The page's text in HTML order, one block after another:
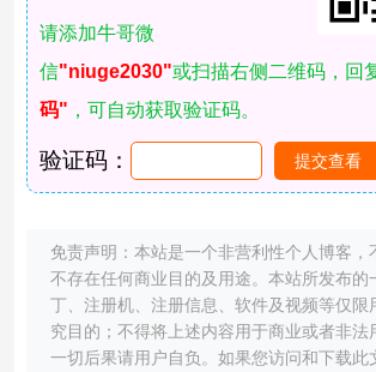
请添加牛哥微
信"niuge2030"或扫描右侧二维码，回
码" ，可自动获取验证码。
验证码：
免责声明：本站是一个非营利性个人博客，
不存在任何商业目的及用途。本站所发布的
丁、注册机、注册信息、软件及视频等仅限
究目的；不得将上述内容用于商业或者非法
一切后果请用户自负。如果您访问和下载此